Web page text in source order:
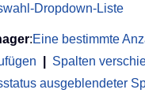
Dropdown-Liste
:Eine bestimmte
Spalten
ausgeblendeter